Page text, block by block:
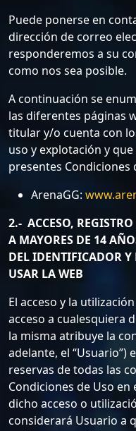
Puede ponerse en
dirección de correo
responderemos a su
como nos sea posible.
A continuación se
las diferentes páginas
titular y/o cuenta con
uso y explotación y
presentes Condiciones
ArenaGG:
2.- ACCESO,
A MAYORES DE 14
DEL IDENTIFICADOR Y
USAR LA WEB
El acceso y la
acceso a cualesquiera
la misma atribuye la
adelante, el “Usuario”)
reservas de todas las
Condiciones de Uso
dicho acceso o
considerará Usuario a